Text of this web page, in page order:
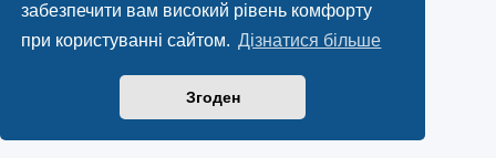
забезпечити вам високий рівень комфорту
при користуванні сайтом. Дізнатися більше
Згоден